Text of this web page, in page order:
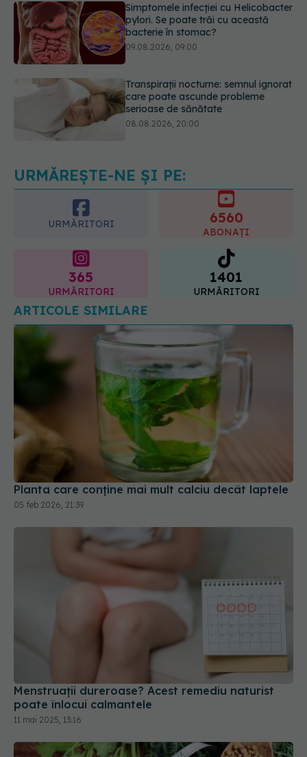
Transpirații nocturne: semnul ignorat
care poate ascunde probleme
Cum folosești uleiul esențial de
rozmarin pentru a opri căderea
URMĂREȘTE-NE ȘI PE:
URMĂRITORI 6560
ABONAȚI
365
URMĂRITORI
1401
URMĂRITORI
ARTICOLE SIMILARE
Planta care conține mai mult calciu decât laptele
05 feb 2026, 21:39
Menstruații dureroase? Acest remediu naturist
poate înlocui calmantele
11 mai 2025, 13:16